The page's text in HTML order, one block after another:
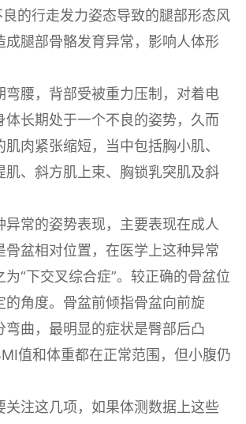
的行走发力姿态导致的腿部形态风
成腿部骨骼发育异常，影响人体形
弯腰，背部受被重力压制，对着电
体长期处于一个不良的姿势，久而
肉紧张缩短，当中包括胸小肌、
肌、斜方肌上束、胸锁乳突肌及斜
异常的姿势表现，主要表现在成人
骨盆相对位置，在医学上这种异常
为“下交叉综合症”。较正确的骨盆位
的角度。骨盆前倾指骨盆向前旋
弯曲，最明显的症状是臀部后凸
值和体重都在正常范围，但小腹仍
关注这几项，如果体测数据上这些